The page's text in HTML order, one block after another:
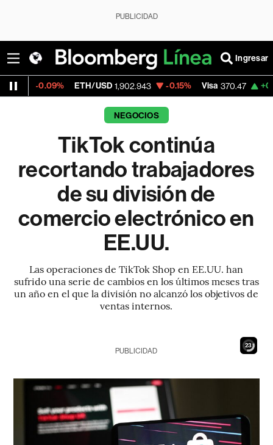
PUBLICIDAD
Ingresar
ETH/USD 1,902.943 -0.15% Visa 370.47 +0.52%
NEGOCIOS
TikTok continúa
recortando trabajadores
de su división de
comercio electrónico en
EE.UU.
Las operaciones de TikTok Shop en EE.UU. han
sufrido una serie de cambios en los últimos meses tras
un año en el que la división no alcanzó los objetivos de
ventas internos.
22
PUBLICIDAD